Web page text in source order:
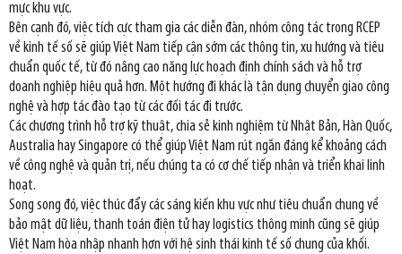
mực khu vực.
Bên cạnh đó, việc tích cực tham gia các diễn đàn, nhóm công tác trong RCEP
về kinh tế số sẽ giúp Việt Nam tiếp cận sớm các thông tin, xu hướng và tiêu
chuẩn quốc tế, từ đó nâng cao năng lực hoạch định chính sách và hỗ trợ
doanh nghiệp hiệu quả hơn. Một hướng đi khác là tận dụng chuyển giao công
nghệ và hợp tác đào tạo từ các đối tác đi trước.
Các chương trình hỗ trợ kỹ thuật, chia sẻ kinh nghiệm từ Nhật Bản, Hàn Quốc,
Australia hay Singapore có thể giúp Việt Nam rút ngắn đáng kể khoảng cách
về công nghệ và quản trị, nếu chúng ta có cơ chế tiếp nhận và triển khai linh
hoạt.
Song song đó, việc thúc đẩy các sáng kiến khu vực như tiêu chuẩn chung về
bảo mật dữ liệu, thanh toán điện tử hay logistics thông minh cũng sẽ giúp
Việt Nam hòa nhập nhanh hơn với hệ sinh thái kinh tế số chung của khối.